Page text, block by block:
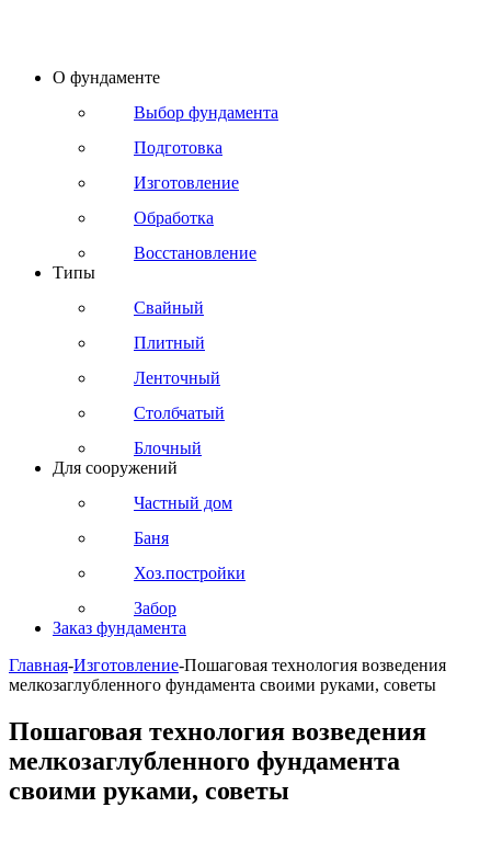
О фундаменте
Выбор фундамента
Подготовка
Изготовление
Обработка
Восстановление
Типы
Свайный
Плитный
Ленточный
Столбчатый
Блочный
Для сооружений
Частный дом
Баня
Хоз.постройки
Забор
Заказ фундамента
Главная-Изготовление-Пошаговая технология возведения
мелкозаглубленного фундамента своими руками, советы
Пошаговая технология возведения
мелкозаглубленного фундамента
своими руками, советы